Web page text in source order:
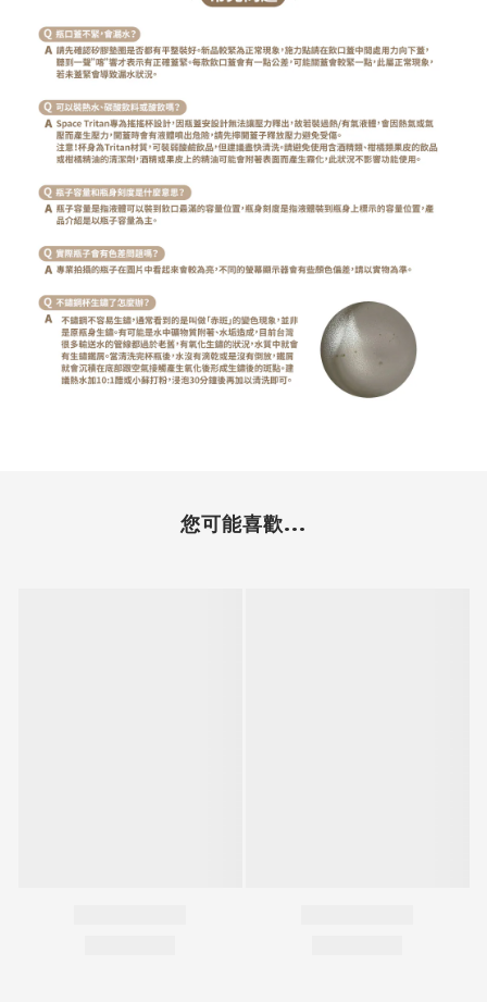
您可能喜歡...